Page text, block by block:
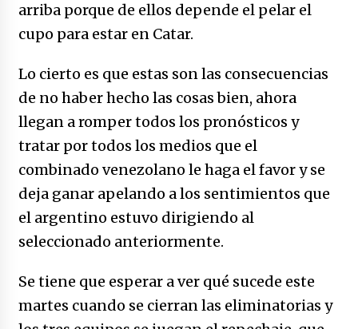
arriba porque de ellos depende el pelar el
cupo para estar en Catar.
Lo cierto es que estas son las consecuencias
de no haber hecho las cosas bien, ahora
llegan a romper todos los pronósticos y
tratar por todos los medios que el
combinado venezolano le haga el favor y se
deja ganar apelando a los sentimientos que
el argentino estuvo dirigiendo al
seleccionado anteriormente.
Se tiene que esperar a ver qué sucede este
martes cuando se cierran las eliminatorias y